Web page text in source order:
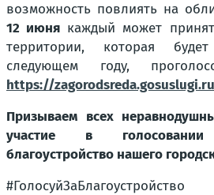
возможность повлиять на
12 июня каждый может
территории, которая
следующем году,
https://zagorodsreda.gosuslugi.ru
Призываем всех
участие в
благоустройство нашего